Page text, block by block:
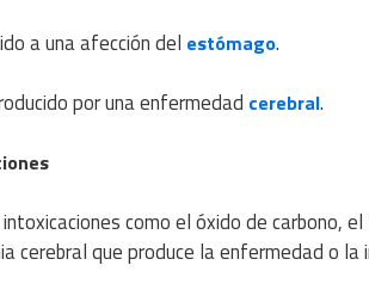
a una afección del estómago.
por una enfermedad cerebral.
como el óxido de carbono,
cerebral que produce la enfermedad o la